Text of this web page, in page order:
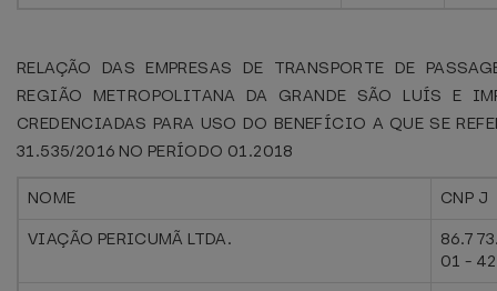
RELAÇÃO DAS EMPRESAS DE TRANSPORTE DE
REGIÃO METROPOLITANA DA GRANDE SÃO LUÍS E
CREDENCIADAS PARA USO DO BENEFÍCIO A QUE SE
31.535/2016 NO PERÍODO 01.2018
NOME
CNP J
VIAÇÃO PERICUMÃ LTDA.
01 - 42